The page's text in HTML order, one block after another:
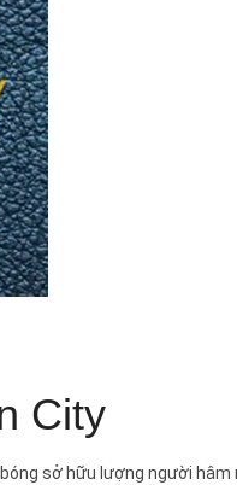
City
sở hữu lượng người hâm